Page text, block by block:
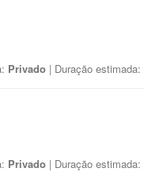
Privado | Duração estimada:
Privado | Duração estimada: